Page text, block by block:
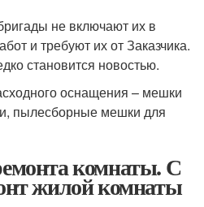
не включают их в
и требуют их от Заказчика.
становится новостью.
оснащения – мешки
пылесборные мешки для
комнаты. С
жилой комнаты